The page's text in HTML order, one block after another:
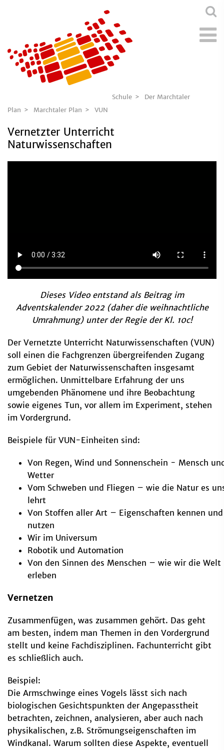
Schule
Der Marchtaler
Plan
Marchtaler Plan VUN
Vernetzter Unterricht
Naturwissenschaften
Dieses Video entstand als Beitrag im
Adventskalender 2022 (daher die weihnachtliche
Umrahmung) unter der Regie der Kl. 10c!
Der Vernetzte Unterricht Naturwissenschaften (VUN)
soll einen die Fachgrenzen übergreifenden Zugang
zum Gebiet der Naturwissenschaften insgesamt
ermöglichen. Unmittelbare Erfahrung der uns
umgebenden Phänomene und ihre Beobachtung
sowie eigenes Tun, vor allem im Experiment, stehen
im Vordergrund.
Beispiele für VUN-Einheiten sind:
Von Regen, Wind und Sonnenschein - Mensch
Wetter
Vom Schweben und Fliegen – wie die Natur es
lehrt
Von Stoffen aller Art – Eigenschaften kennen und
nutzen
Wir im Universum
Robotik und Automation
Von den Sinnen des Menschen – wie wir die Welt
erleben
Vernetzen
Zusammenfügen, was zusammen gehört. Das geht
am besten, indem man Themen in den Vordergrund
stellt und keine Fachdisziplinen. Fachunterricht gibt
es schließlich auch.
Beispiel:
Die Armschwinge eines Vogels lässt sich nach
biologischen Gesichtspunkten der Angepasstheit
betrachten, zeichnen, analysieren, aber auch nach
physikalischen, z.B. Strömungseigenschaften im
Windkanal. Warum sollten diese Aspekte, eventuell